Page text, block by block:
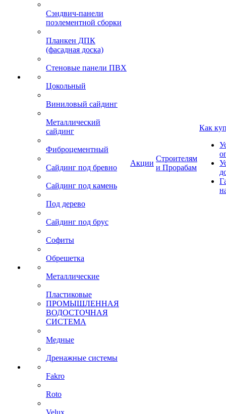
Сэндвич-панели
поэлементной сборки
Планкен ДПК
(фасадная доска)
Стеновые панели ПВХ
Цокольный
Виниловый сайдинг
Металлический
сайдинг
Фиброцементный
Сайдинг под бревно
Сайдинг под камень
Под дерево
Сайдинг под брус
Софиты
Обрешетка
Металлические
Пластиковые
ПРОМЫШЛЕННАЯ
ВОДОСТОЧНАЯ
СИСТЕМА
Медные
Дренажные системы
Fakro
Roto
Velux
Акции
Строителям
и Прорабам
Как